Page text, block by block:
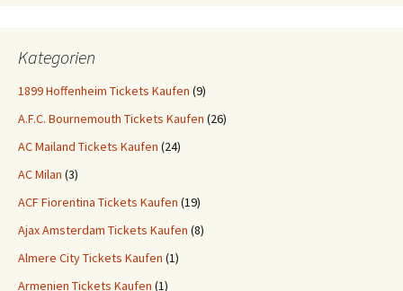
Kategorien
1899 Hoffenheim Tickets Kaufen (9)
A.F.C. Bournemouth Tickets Kaufen (26)
AC Mailand Tickets Kaufen (24)
AC Milan (3)
ACF Fiorentina Tickets Kaufen (19)
Ajax Amsterdam Tickets Kaufen (8)
Almere City Tickets Kaufen (1)
Armenien Tickets Kaufen (1)